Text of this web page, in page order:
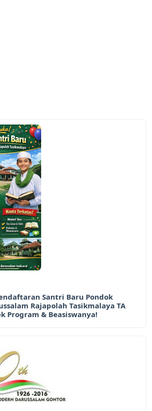
Santri Baru Pondok
Rajapolah Tasikmalaya TA
Program & Beasiswanya!